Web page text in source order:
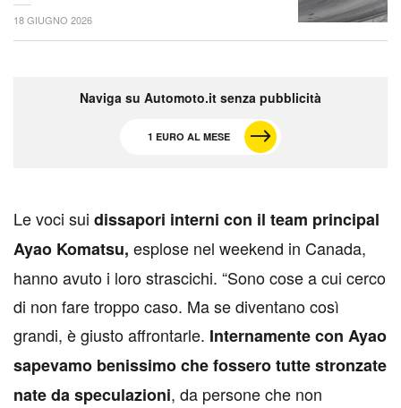
18 GIUGNO 2026
Naviga su Automoto.it senza pubblicità
1 EURO AL MESE
Le voci sui dissapori interni con il team principal
Ayao Komatsu, esplose nel weekend in Canada,
hanno avuto i loro strascichi. “Sono cose a cui cerco
di non fare troppo caso. Ma se diventano così
grandi, è giusto affrontarle. Internamente con Ayao
sapevamo benissimo che fossero tutte stronzate
nate da speculazioni, da persone che non